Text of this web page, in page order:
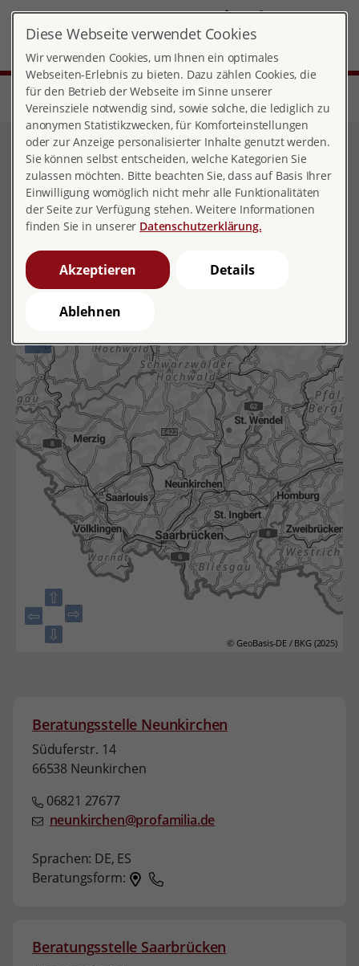
DE
Start Über pro familia Landesverbände
Saarland
Beratungsstellen
Beratungsstellen
Beratungsstellen im Saarland
⇧
⇨
⇦
⇩
–
© GeoBasis-DE / BKG (2025)
Beratungsstelle Neunkirchen
Süduferstr. 14
66538 Neunkirchen
06821 27677
neunkirchen@profamilia.de
Sprachen: DE, ES
Beratungsform:
Beratungsstelle Saarbrücken
Diese Webseite verwendet Cookies
Wir verwenden Cookies, um Ihnen ein optimales
Webseiten-Erlebnis zu bieten. Dazu zählen Cookies, die
für den Betrieb der Webseite im Sinne unserer
Vereinsziele notwendig sind, sowie solche, die lediglich zu
anonymen Statistikzwecken, für Komforteinstellungen
oder zur Anzeige personalisierter Inhalte genutzt werden.
Sie können selbst entscheiden, welche Kategorien Sie
zulassen möchten. Bitte beachten Sie, dass auf Basis Ihrer
Einwilligung womöglich nicht mehr alle Funktionalitäten
der Seite zur Verfügung stehen. Weitere Informationen
finden Sie in unserer Datenschutzerklärung.
Akzeptieren Details
Ablehnen